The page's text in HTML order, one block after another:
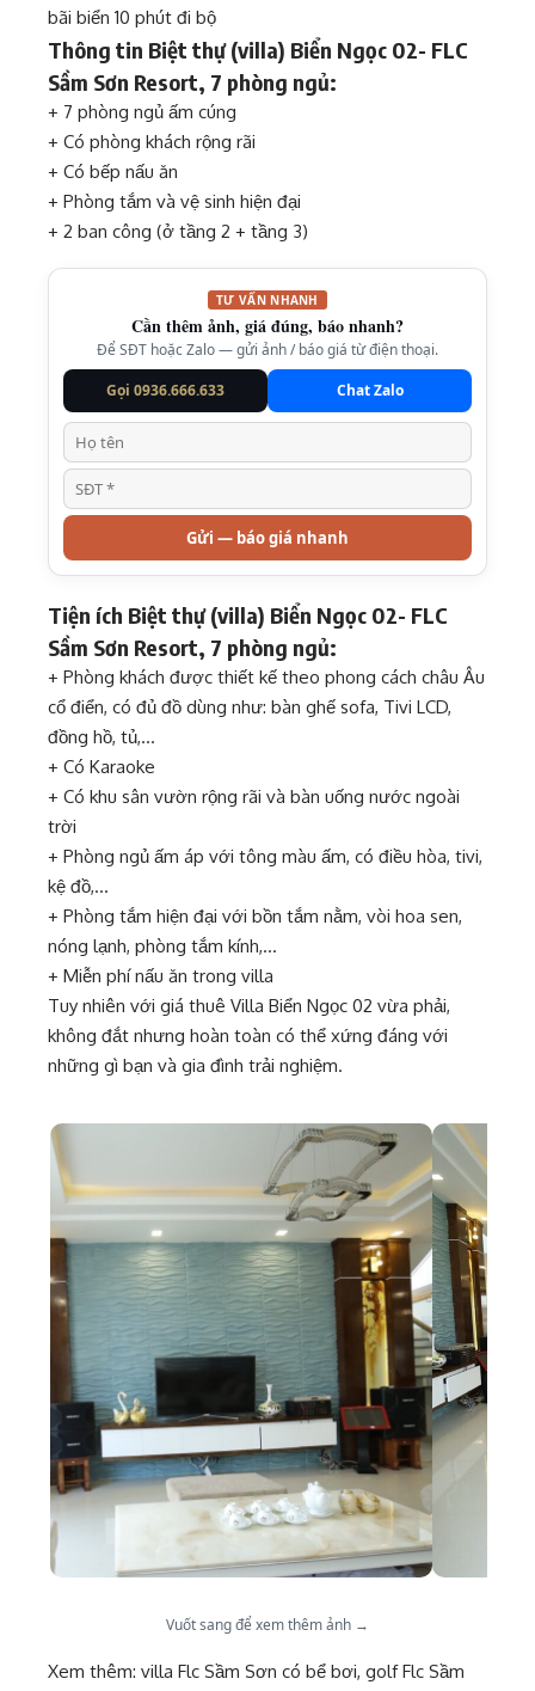
bãi biển 10 phút đi bộ
Thông tin Biệt thự (villa) Biển Ngọc 02- FLC
Sầm Sơn Resort, 7 phòng ngủ:
+ 7 phòng ngủ ấm cúng
+ Có phòng khách rộng rãi
+ Có bếp nấu ăn
+ Phòng tắm và vệ sinh hiện đại
+ 2 ban công (ở tầng 2 + tầng 3)
TƯ VẤN NHANH
Cần thêm ảnh, giá đúng, báo nhanh?
Để SĐT hoặc Zalo — gửi ảnh / báo giá từ điện thoại.
Gọi 0936.666.633
Chat Zalo
Gửi — báo giá nhanh
Tiện ích Biệt thự (villa) Biển Ngọc 02- FLC
Sầm Sơn Resort, 7 phòng ngủ:
+ Phòng khách được thiết kế theo phong cách châu Âu
cổ điển, có đủ đồ dùng như: bàn ghế sofa, Tivi LCD,
đồng hồ, tủ,…
+ Có Karaoke
+ Có khu sân vườn rộng rãi và bàn uống nước ngoài
trời
+ Phòng ngủ ấm áp với tông màu ấm, có điều hòa, tivi,
kệ đồ,…
+ Phòng tắm hiện đại với bồn tắm nằm, vòi hoa sen,
nóng lạnh, phòng tắm kính,…
+ Miễn phí nấu ăn trong villa
Tuy nhiên với giá thuê Villa Biển Ngọc 02 vừa phải,
không đắt nhưng hoàn toàn có thể xứng đáng với
những gì bạn và gia đình trải nghiệm.
Vuốt sang để xem thêm ảnh →
Xem thêm: villa Flc Sầm Sơn có bể bơi, golf Flc Sầm